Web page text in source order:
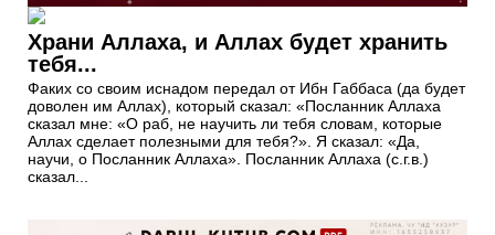
Храни Аллаха, и Аллах будет хранить
тебя...
Факих со своим иснадом передал от Ибн Габбаса (да будет
доволен им Аллах), который сказал: «Посланник Аллаха
сказал мне: «О раб, не научить ли тебя словам, которые
Аллах сделает полезными для тебя?». Я сказал: «Да,
научи, о Посланник Аллаха». Посланник Аллаха (с.г.в.)
сказал...